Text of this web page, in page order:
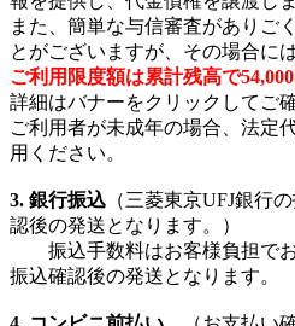
また、簡単な与信審査がありご
とがございますが、その場合に
ご利用限度額は累計残高で
詳細はバナーをクリックしてご
ご利用者が未成年の場合、法定
用ください。
3. 銀行振込 （三菱東京UFJ銀行
認後の発送となります。）
振込手数料はお客様負担でお
振込確認後の発送となります。